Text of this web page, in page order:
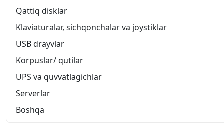
Qattiq disklar
Klaviaturalar, sichqonchalar va joystiklar
USB drayvlar
Korpuslar/ qutilar
UPS va quvvatlagichlar
Serverlar
Boshqa